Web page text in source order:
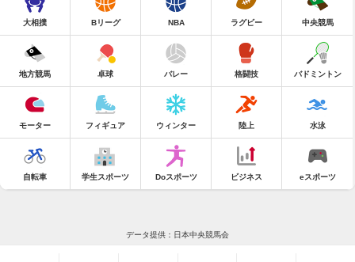
大相撲 Bリーグ NBA ラグビー 中央競馬
地方競馬 卓球 バレー 格闘技 バドミントン
モーター フィギュア ウィンター 陸上 水泳
自転車 学生スポーツ Doスポーツ ビジネス eスポーツ
データ提供：日本中央競馬会